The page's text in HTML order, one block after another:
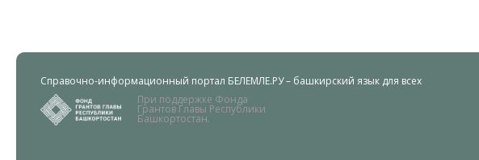
Справочно-информационный портал БЕЛЕМЛЕ.РУ – башкирский язык для всех
При поддержке Фонда
Грантов Главы Республики
Башкортостан.